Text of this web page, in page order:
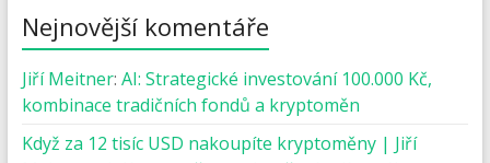
Nejnovější komentáře
Jiří Meitner: AI: Strategické investování 100.000 Kč,
kombinace tradičních fondů a kryptoměn
Když za 12 tisíc USD nakoupíte kryptoměny | Jiří